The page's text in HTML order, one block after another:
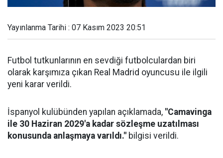
Yayınlanma Tarihi : 07 Kasım 2023 20:51
Futbol tutkunlarının en sevdiği futbolculardan biri
olarak karşımıza çıkan Real Madrid oyuncusu ile ilgili
yeni karar verildi.
İspanyol kulübünden yapılan açıklamada, "Camavinga
ile 30 Haziran 2029'a kadar sözleşme uzatılması
konusunda anlaşmaya varıldı." bilgisi verildi.